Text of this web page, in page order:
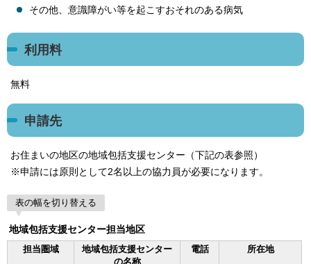
その他、意識障がい等を起こすおそれのある病気
利用料
無料
申請先
お住まいの地区の地域包括支援センター（下記の表参照）
※申請には原則として2名以上の協力員が必要になります。
表の幅を切り替える
地域包括支援センター担当地区
担当圏域
地域包括支援センター
の名称
電話 所在地